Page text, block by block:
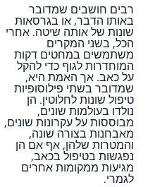
רבים חושבים שמדובר
באותו הדבר, או בגרסאות
שונות של אותה שיטה. אחרי
הכל, בשני המקרים
משתמשים במחטים דקות
המוחדרות לגוף כדי להקל
על כאב. אך האמת היא,
שמדובר בשתי פילוסופיות
טיפול שונות לחלוטין. הן
נולדו בעולמות שונים,
מבוססות על עקרונות שונים,
מאבחנות בצורה שונה,
והמטרות שלהן, אף אם הן
נפגשות בטיפול בכאב,
מגיעות ממקומות אחרים
לגמרי.